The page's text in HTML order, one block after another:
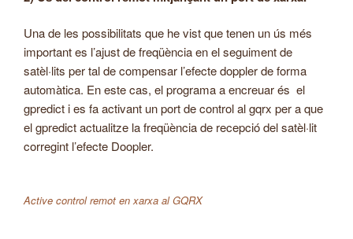
Una de les possibilitats que he vist que tenen un ús més
important es l’ajust de freqüència en el seguiment de
satèl·lits per tal de compensar l’efecte doppler de forma
automàtica. En este cas, el programa a encreuar és el
gpredict i es fa activant un port de control al gqrx per a que
el gpredict actualitze la freqüència de recepció del satèl·lit
corregint l’efecte Doopler.
Active control remot en xarxa al GQRX